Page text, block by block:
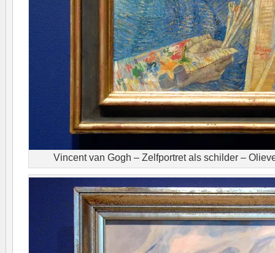
Vincent van Gogh – Zelfportret als schilder –